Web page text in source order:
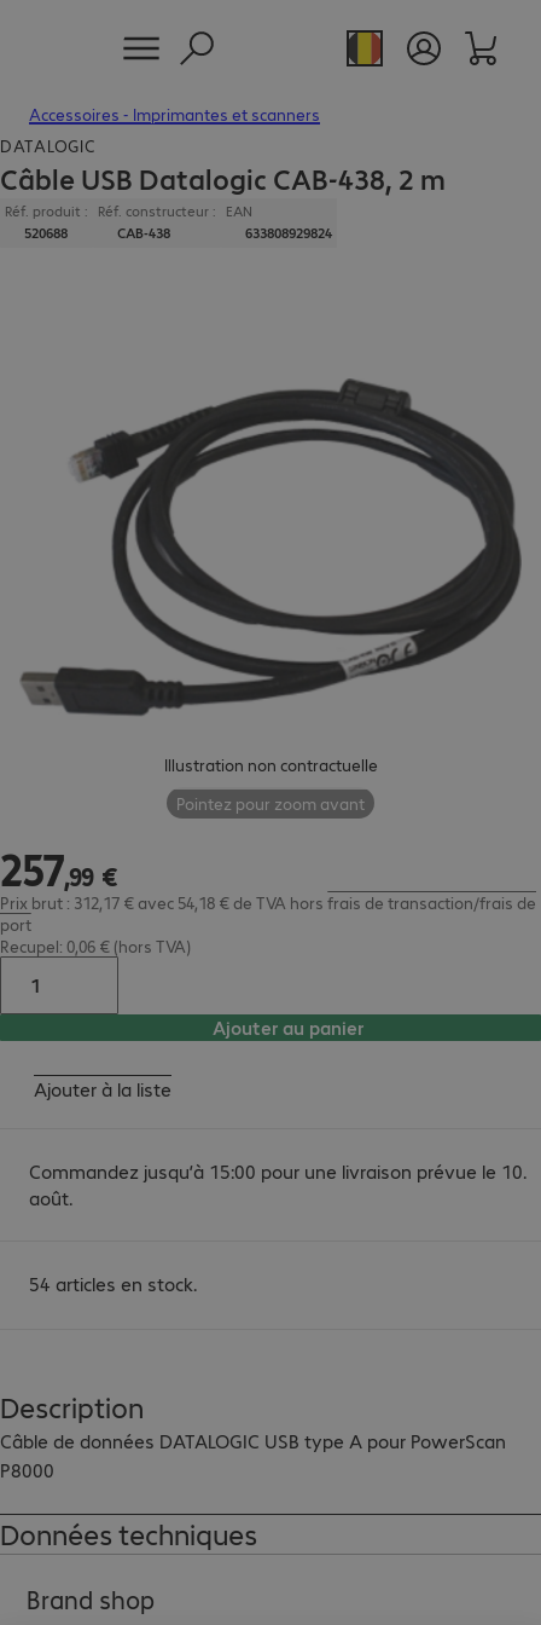
Accessoires - Imprimantes et scanners
Illustration non contractuelle
Pointez pour zoom avant
DATALOGIC
Câble USB Datalogic CAB-438, 2 m
Réf. produit :
520688
Réf. constructeur :
CAB-438
EAN
633808929824
257,99 €
257,99 €
Prix brut : 312,17 € avec 54,18 € de TVA hors frais de transaction/frais de
port
Recupel: 0,06 € (hors TVA)
Ajouter au panier
Ajouter à la liste
Commandez jusqu’à 15:00 pour une livraison prévue le 10.
août.
54 articles en stock.
Description
Câble de données DATALOGIC USB type A pour PowerScan
P8000
Données techniques
Brand shop